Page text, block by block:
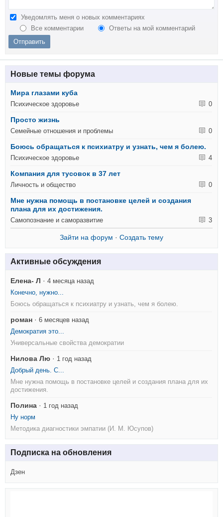
Уведомлять меня о новых комментариях
Все комментарии
Ответы на мой комментарий
Новые темы форума
Мира глазами куба
Психическое здоровье 0
Просто жизнь
Семейные отношения и проблемы 0
Боюсь обращаться к психиатру и узнать, чем я болею.
Психическое здоровье 4
Компания для тусовок в 37 лет
Личность и общество 0
Мне нужна помощь в постановке целей и создания
плана для их достижения.
Самопознание и саморазвитие 3
Зайти на форум · Создать тему
Активные обсуждения
Елена- Л ·4 месяца назад
Конечно, нужно...
Боюсь обращаться к психиатру и узнать, чем я болею.
роман ·6 месяцев назад
Демократия это...
Универсальные свойства демократии
Нилова Лю · 1 год назад
Добрый день. С...
Мне нужна помощь в постановке целей и создания плана для их
достижения.
Полина · 1 год назад
Ну норм
Методика диагностики эмпатии (И. М. Юсупов)
Подписка на обновления
Дзен